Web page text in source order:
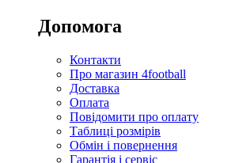
Допомога
Контакти
Про магазин 4football
Доставка
Оплата
Повідомити про оплату
Таблиці розмірів
Обмін і повернення
Гарантія і сервіс